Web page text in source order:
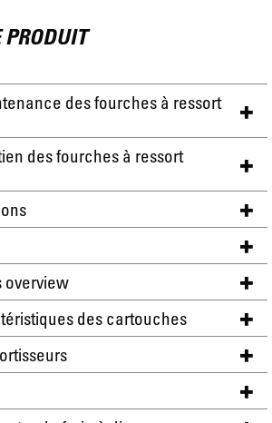
PRODUIT
des fourches à ressort
des fourches à ressort
overview
des cartouches